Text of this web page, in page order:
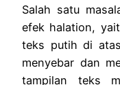
Salah satu
efek halation,
teks putih di
menyebar dan
tampilan teks